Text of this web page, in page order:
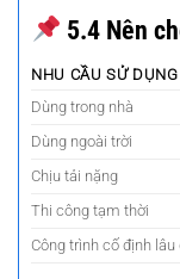
5.4 Nên
NHU CẦU SỬ DỤNG
Dùng trong nhà
Dùng ngoài trời
Chịu tải nặng
Thi công tạm thời
Công trình cố định lâu